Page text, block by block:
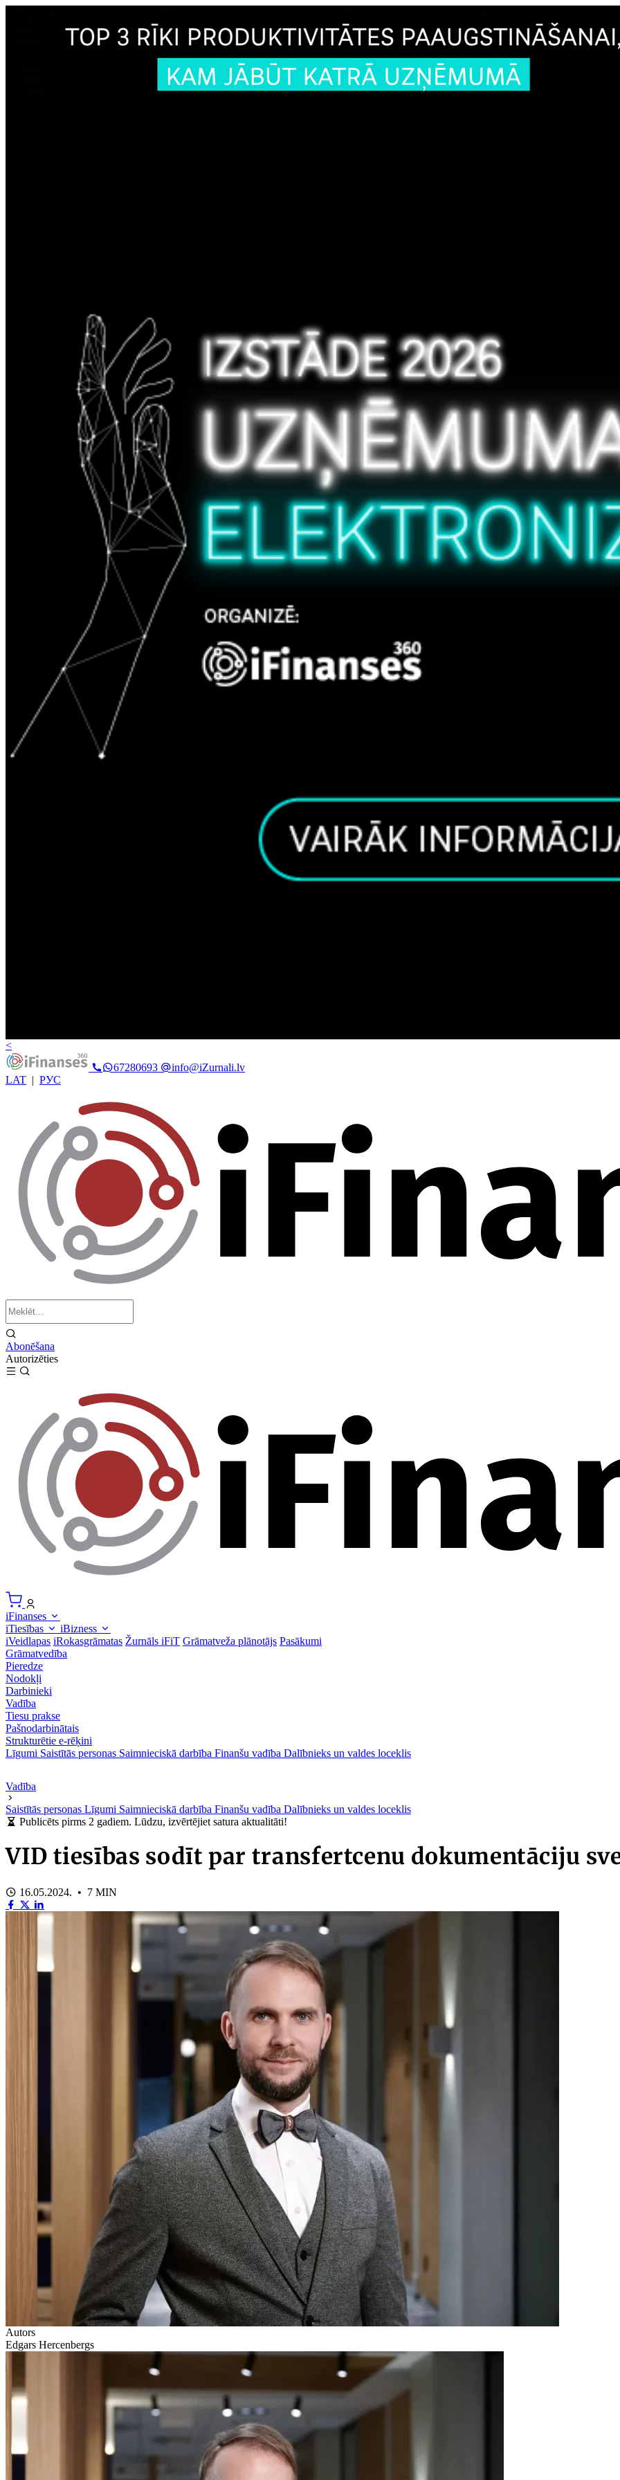
<
67280693
info@iZurnali.lv
LAT | РУС
Abonēšana
Autorizēties
iFinanses
iTiesības
iBizness
iVeidlapas iRokasgrāmatas Žurnāls iFiT Grāmatveža plānotājs Pasākumi
Grāmatvedība
Pieredze
Nodokļi
Darbinieki
Vadība
Tiesu prakse
Pašnodarbinātais
Strukturētie e-rēķini
Līgumi Saistītās personas Saimnieciskā darbība Finanšu vadība Dalībnieks un valdes loceklis
Vadība
Saistītās personas Līgumi Saimnieciskā darbība Finanšu vadība Dalībnieks un valdes loceklis
Publicēts pirms 2 gadiem. Lūdzu, izvērtējiet satura aktualitāti!
VID tiesības sodīt par transfertcenu dokumentāciju
16.05.2024. • 7 MIN
Autors
Edgars Hercenbergs